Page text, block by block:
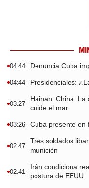
04:44 Denuncia Cuba
04:44 Presidenciales:
03:27
Hainan, China: La
cuide el mar
03:26 Cuba presente en
02:47
Tres soldados
munición
02:41
Irán condiciona
postura de EEUU